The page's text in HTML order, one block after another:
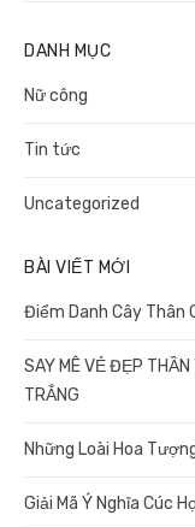
DANH MỤC
Nữ công
Tin tức
Uncategorized
BÀI VIẾT MỚI
Điểm Danh Cây Thân
SAY MÊ VẺ ĐẸP THẦN
TRẮNG
Những Loài Hoa
Giải Mã Ý Nghĩa Cúc